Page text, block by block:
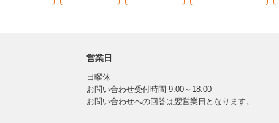
営業日
日曜休
お問い合わせ受付時間 9:00～18:00
お問い合わせへの回答は翌営業日となります。